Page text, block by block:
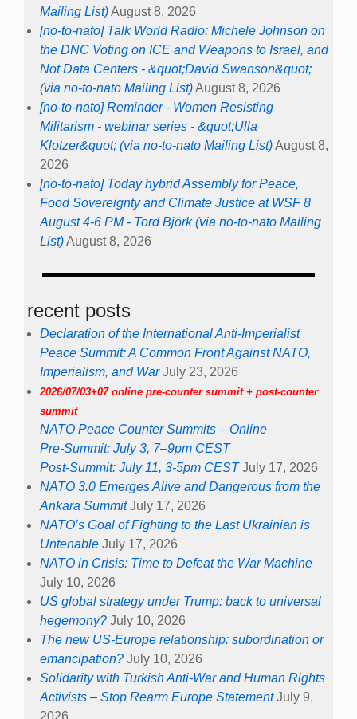
Mailing List)August 8, 2026
[no-to-nato] Talk World Radio: Michele Johnson on
the DNC Voting on ICE and Weapons to Israel, and
Not Data Centers - &quot;David Swanson&quot;
(via no-to-nato Mailing List)August 8, 2026
[no-to-nato] Reminder - Women Resisting
Militarism - webinar series - &quot;Ulla
Klotzer&quot; (via no-to-nato Mailing List)August 8,
2026
[no-to-nato] Today hybrid Assembly for Peace,
Food Sovereignty and Climate Justice at WSF 8
August 4-6 PM - Tord Björk (via no-to-nato Mailing
List)August 8, 2026
recent posts
Declaration of the International Anti-Imperialist
Peace Summit: A Common Front Against NATO,
Imperialism, and War July 23, 2026
2026/07/03+07 online pre-counter summit + post-counter
summit
NATO Peace Counter Summits – Online
Pre-Summit: July 3, 7–9pm CEST
Post-Summit: July 11, 3-5pm CEST July 17, 2026
NATO 3.0 Emerges Alive and Dangerous from the
Ankara Summit July 17, 2026
NATO’s Goal of Fighting to the Last Ukrainian is
Untenable July 17, 2026
NATO in Crisis: Time to Defeat the War Machine
July 10, 2026
US global strategy under Trump: back to universal
hegemony? July 10, 2026
The new US-Europe relationship: subordination or
emancipation? July 10, 2026
Solidarity with Turkish Anti-War and Human Rights
Activists – Stop Rearm Europe Statement July 9,
2026